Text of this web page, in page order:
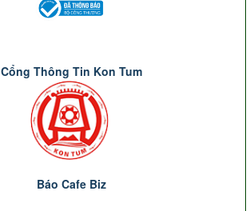
Cổng Thông Tin Kon Tum
Báo Cafe Biz